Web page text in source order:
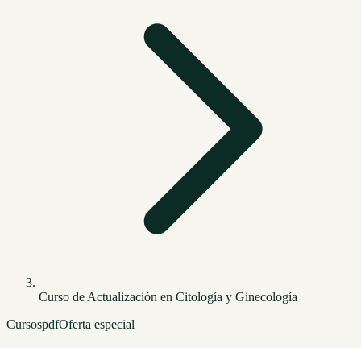
Curso de Actualización en Citología y Ginecología
CursospdfOferta especial